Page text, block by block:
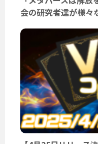
会の研究者達が様々